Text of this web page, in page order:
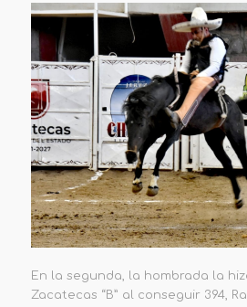
En la segunda, la hombrada la
Zacatecas “B” al conseguir 394,